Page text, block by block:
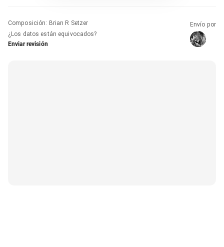
Composición: Brian R Setzer
¿Los datos están equivocados?
Enviar revisión
Envío por